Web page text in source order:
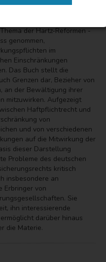
der Hartz-Reformen -
genommen,
im
Einschränkungen
Das Buch stellt die
Grenzen dar, Bezieher von
an der Bewältigung ihrer
mitzuwirken. Aufgezeigt
Haftpflichtrecht und
von
und von verschiedenen
auf die Mitwirkung der
dieser Darstellung
Probleme des deutschen
kritisch
insbesondere an
Erbringer von
Sie
ihn interessierende
darüber hinaus
die Materie.